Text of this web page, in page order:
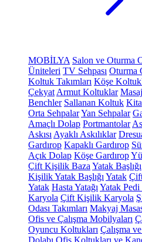
MOBİLYA Salon ve Oturma
Üniteleri TV Sehpası Oturma
Koltuk Takımları Köşe
Çekyat Armut Koltuklar
Benchler Sallanan Koltuk
Orta SehpalarYan Sehpalar
Amaçlı Dolap Portmantolar
Askısı Ayaklı Askılıklar
Gardırop Kapaklı Gardırop
Açık Dolap Köşe Gardırop
Çift Kişilik Baza Yatak Başlığı
Kişilik Yatak Başlığı Yatak
Yatak Hasta Yatağı Yatak
Karyola Çift Kişilik Karyola
Odası Takımları Makyaj
Ofis ve Çalışma Mobilyaları
Oyuncu Koltukları Çalışma
Dolabı Ofis Koltukları ve